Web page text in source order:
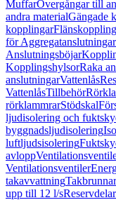
MuffarÖvergångar till
andra materialGängade
kopplingar
för Aggregatanslutningar
Anslutningsböjar
KopplingshylsorRaka
anslutningarVattenlås
VattenlåsTillbehör
rörklammrarStödskal
ljudisolering och
byggnadsljudisolering
luftljudsisolering
avlopp
Ventilationsventiler
takavvattningTakbrunnar
upp till 12 l/s